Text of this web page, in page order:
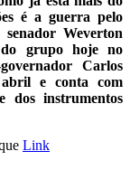
é a guerra pelo
Weverton
grupo hoje no
Carlos
e conta com
dos instrumentos
Link